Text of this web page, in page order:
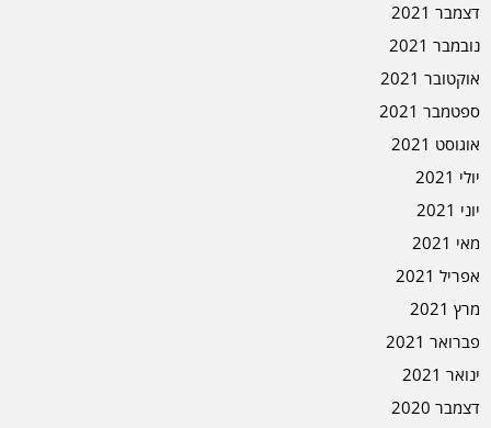
דצמבר 2021
נובמבר 2021
אוקטובר 2021
ספטמבר 2021
אוגוסט 2021
יולי 2021
יוני 2021
מאי 2021
אפריל 2021
מרץ 2021
פברואר 2021
ינואר 2021
דצמבר 2020